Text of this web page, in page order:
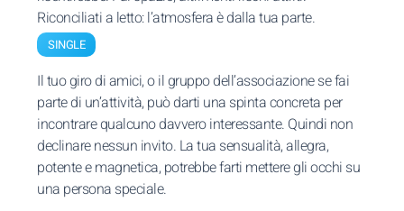
Riconciliati a letto: l’atmosfera è dalla tua parte.
SINGLE
Il tuo giro di amici, o il gruppo dell’associazione se fai
parte di un’attività, può darti una spinta concreta per
incontrare qualcuno davvero interessante. Quindi non
declinare nessun invito. La tua sensualità, allegra,
potente e magnetica, potrebbe farti mettere gli occhi su
una persona speciale.